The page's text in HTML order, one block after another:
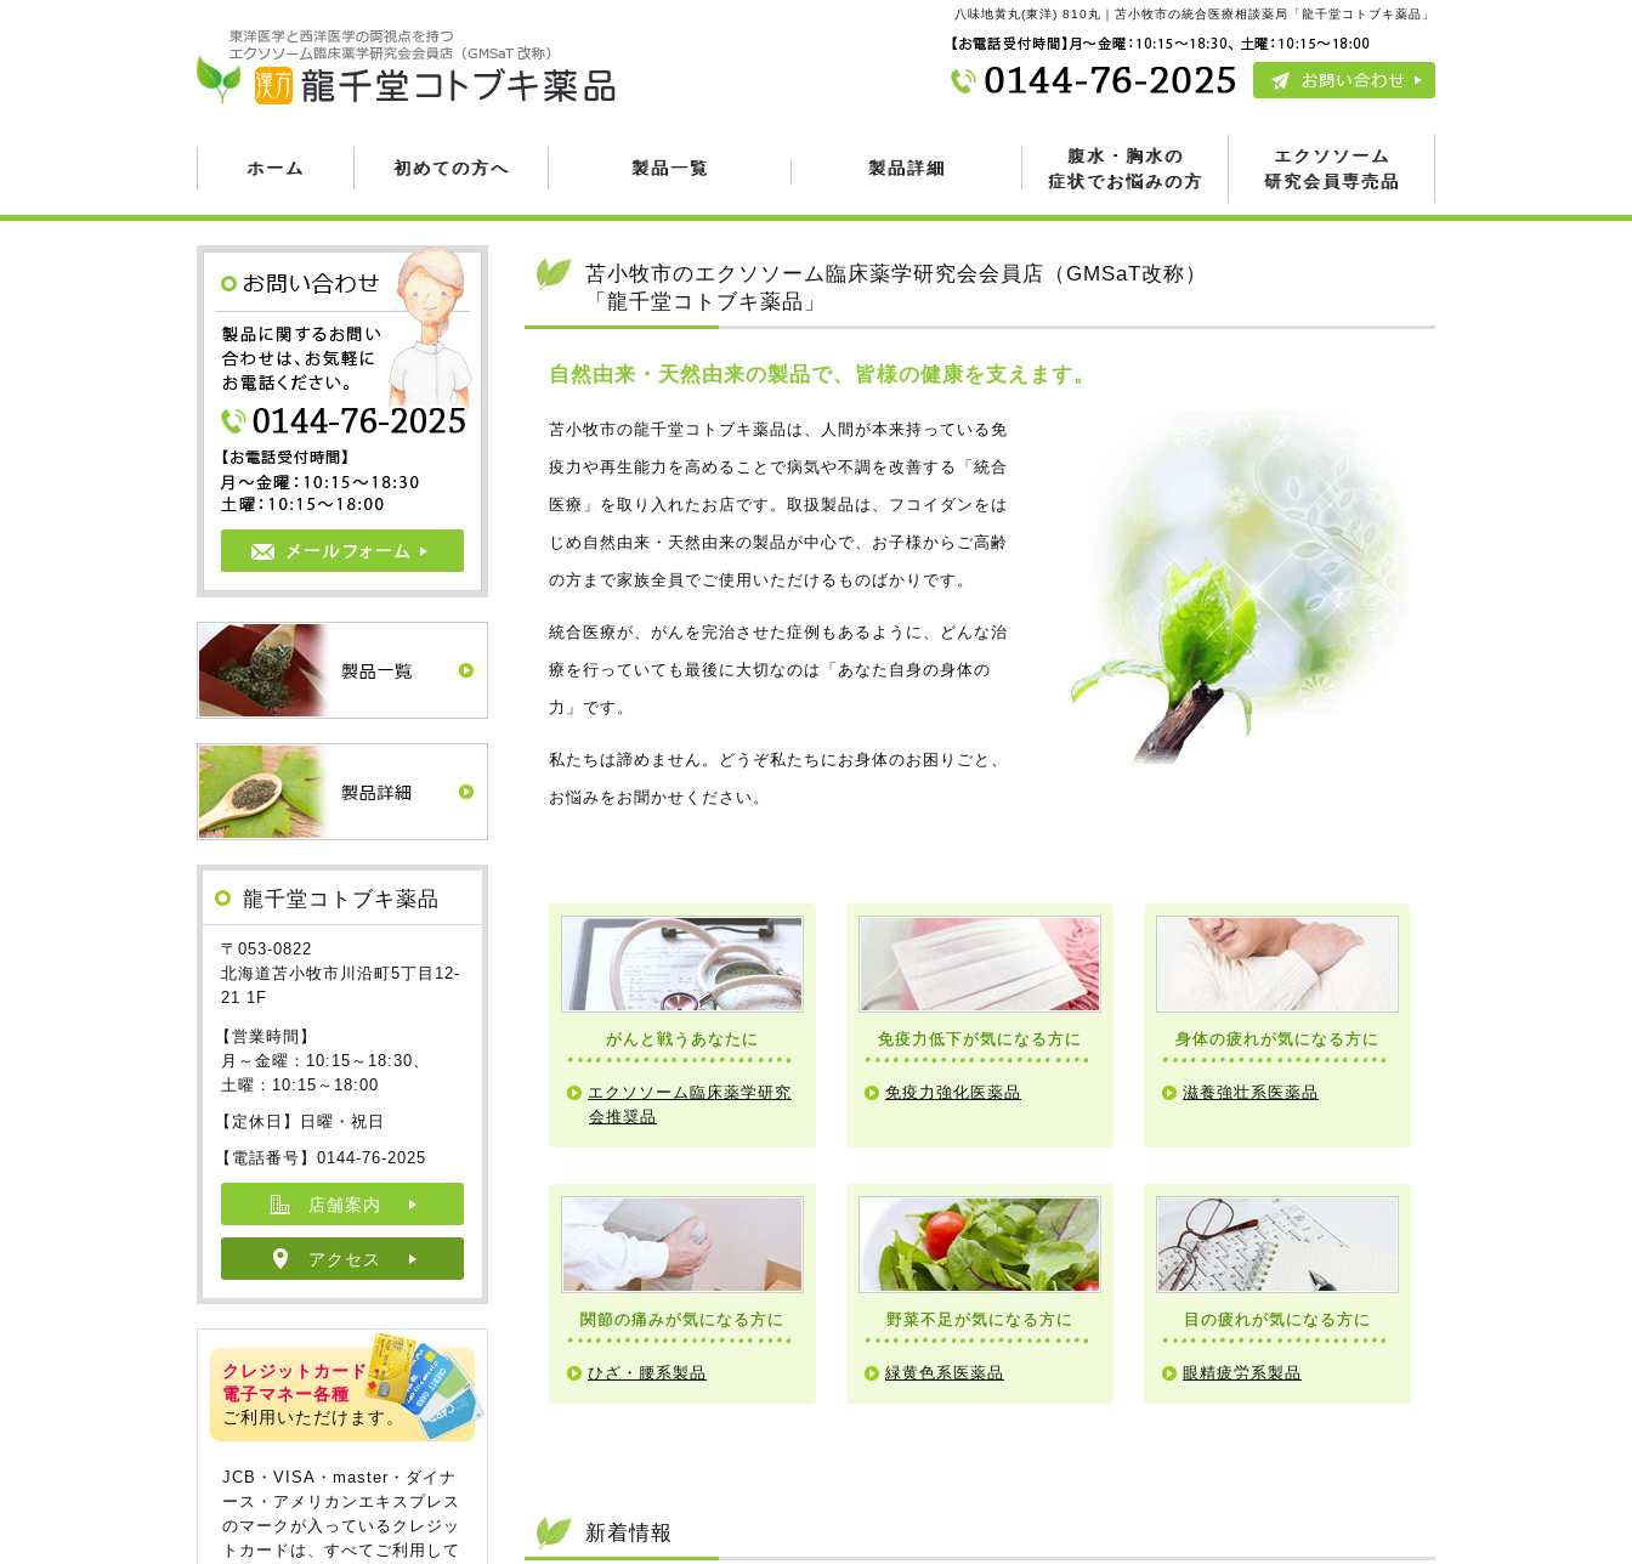
八味地黄丸(東洋) 810丸｜苫小牧市の統合医療相談薬局「龍千堂コトブキ薬品」
ホーム 初めての方へ 製品一覧 製品詳細
腹水・胸水の
症状でお悩みの方
エクソソーム
研究会員専売品
苫小牧市のエクソソーム臨床薬学研究会会員店（GMSaT改称）
「龍千堂コトブキ薬品」
自然由来・天然由来の製品で、皆様の健康を支えます。
苫小牧市の龍千堂コトブキ薬品は、人間が本来持っている免
疫力や再生能力を高めることで病気や不調を改善する「統合
医療」を取り入れたお店です。取扱製品は、フコイダンをは
じめ自然由来・天然由来の製品が中心で、お子様からご高齢
の方まで家族全員でご使用いただけるものばかりです。
統合医療が、がんを完治させた症例もあるように、どんな治
療を行っていても最後に大切なのは「あなた自身の身体の
力」です。
私たちは諦めません。どうぞ私たちにお身体のお困りごと、
お悩みをお聞かせください。
がんと戦うあなたに
エクソソーム臨床薬学研究
会推奨品
免疫力低下が気になる方に
免疫力強化医薬品
身体の疲れが気になる方に
滋養強壮系医薬品
関節の痛みが気になる方に
ひざ・腰系製品
野菜不足が気になる方に
緑黄色系医薬品
目の疲れが気になる方に
眼精疲労系製品
新着情報
龍千堂コトブキ薬品
〒053-0822
北海道苫小牧市川沿町5丁目12-
21 1F
【営業時間】
月～金曜：10:15～18:30、
土曜：10:15～18:00
【定休日】日曜・祝日
【電話番号】0144-76-2025
店舗案内
アクセス
クレジットカード・
電子マネー各種
ご利用いただけます。
JCB・VISA・master・ダイナ
ース・アメリカンエキスプレス
のマークが入っているクレジッ
トカードは、すべてご利用して